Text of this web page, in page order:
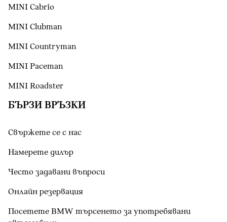
MINI Cabrio
MINI Clubman
MINI Countryman
MINI Paceman
MINI Roadster
БЪРЗИ ВРЪЗКИ
Свържете се с нас
Намерете дилър
Често задавани въпроси
Онлайн резервация
Посетете BMW търсенето за употребявани